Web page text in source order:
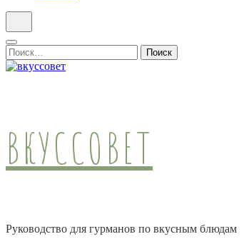
Найти:
ВКУССОВЕТ
Руководство для гурманов по вкусным блюдам